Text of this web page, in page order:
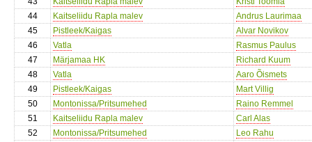
44
Kaitseliidu Rapla malev
Andrus Laurimaa
45
Pistleek/Kaigas
Alvar Novikov
46
Vatla
Rasmus Paulus
47
Märjamaa HK
Richard Kuum
48
Vatla
Aaro Õismets
49
Pistleek/Kaigas
Mart Villig
50
Montonissa/Pritsumehed
Raino Remmel
51
Kaitseliidu Rapla malev
Carl Alas
52
Montonissa/Pritsumehed
Leo Rahu